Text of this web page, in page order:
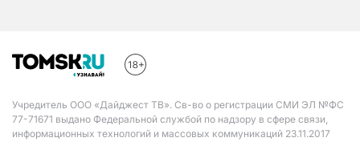
Учредитель ООО «Дайджест ТВ». Св-во о регистрации СМИ ЭЛ №ФС
77-71671 выдано Федеральной службой по надзору в сфере связи,
информационных технологий и массовых коммуникаций 23.11.2017